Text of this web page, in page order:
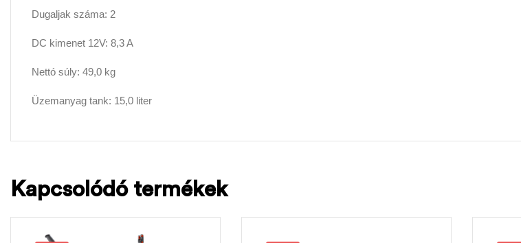
Dugaljak száma: 2
DC kimenet 12V: 8,3 A
Nettó súly: 49,0 kg
Üzemanyag tank: 15,0 liter
Kapcsolódó termékek